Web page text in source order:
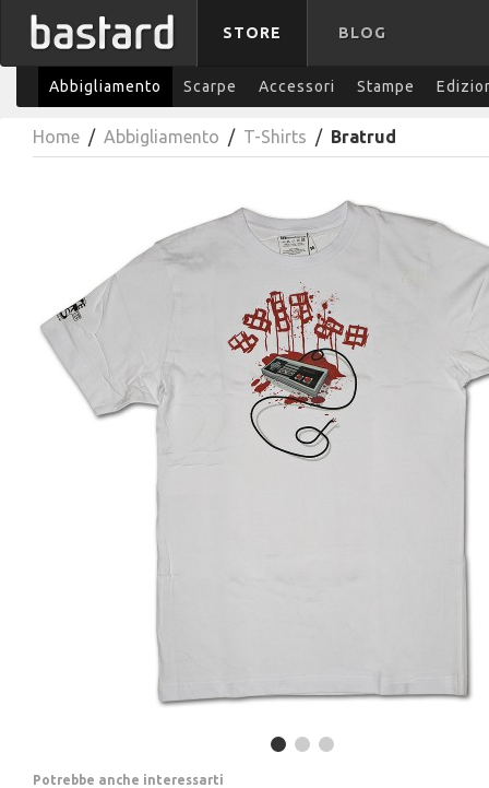
STORE BLOG
Abbigliamento Scarpe Accessori Stampe
Home / Abbigliamento / T-Shirts / Bratrud
Potrebbe anche interessarti